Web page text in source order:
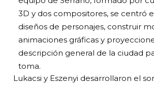
3D y dos compositores, se centró
diseños de personajes, construir
animaciones gráficas y
descripción general de la ciudad
toma.
Lukacsi y Eszenyi desarrollaron el